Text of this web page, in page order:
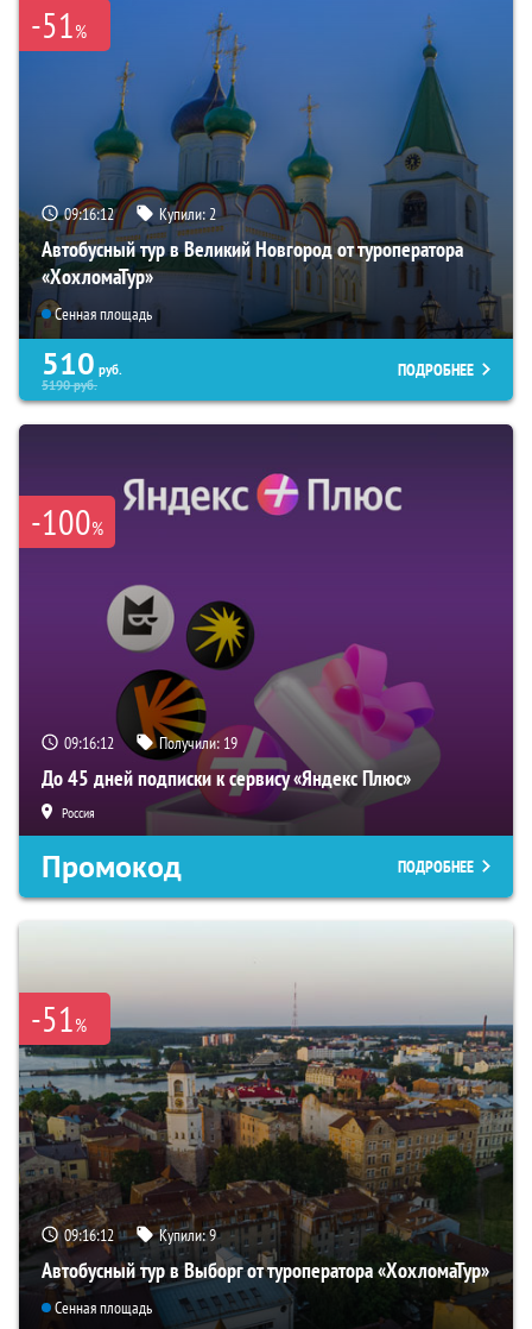
-51%
09:16:11 Купили:2
Автобусный тур в Великий Новгород от туроператора
«ХохломаТур»
Сенная площадь
510 руб.
5190руб.
ПОДРОБНЕЕ
-100%
09:16:11 Получили: 19
До 45 дней подписки к сервису «Яндекс Плюс»
Россия
Промокод ПОДРОБНЕЕ
-51%
09:16:11 Купили:9
Автобусный тур в Выборг от туроператора «ХохломаТур»
Сенная площадь